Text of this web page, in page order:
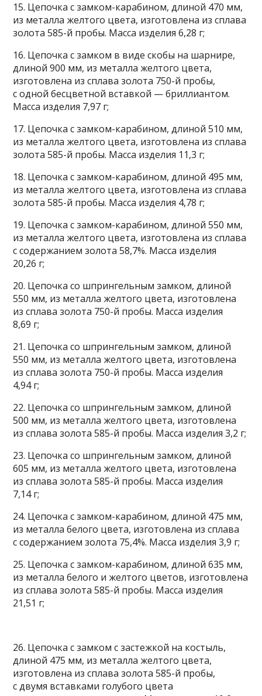
15. Цепочка с замком-карабином, длиной 470 мм,
из металла желтого цвета, изготовлена из сплава
золота 585-й пробы. Масса изделия 6,28 г;
16. Цепочка с замком в виде скобы на шарнире,
длиной 900 мм, из металла желтого цвета,
изготовлена из сплава золота 750-й пробы,
с одной бесцветной вставкой — бриллиантом.
Масса изделия 7,97 г;
17. Цепочка с замком-карабином, длиной 510 мм,
из металла желтого цвета, изготовлена из сплава
золота 585-й пробы. Масса изделия 11,3 г;
18. Цепочка с замком-карабином, длиной 495 мм,
из металла желтого цвета, изготовлена из сплава
золота 585-й пробы. Масса изделия 4,78 г;
19. Цепочка с замком-карабином, длиной 550 мм,
из металла желтого цвета, изготовлена из сплава
с содержанием золота 58,7%. Масса изделия
20,26 г;
20. Цепочка со шпрингельным замком, длиной
550 мм, из металла желтого цвета, изготовлена
из сплава золота 750-й пробы. Масса изделия
8,69 г;
21. Цепочка со шпрингельным замком, длиной
550 мм, из металла желтого цвета, изготовлена
из сплава золота 750-й пробы. Масса изделия
4,94 г;
22. Цепочка со шпрингельным замком, длиной
500 мм, из металла желтого цвета, изготовлена
из сплава золота 585-й пробы. Масса изделия 3,2 г;
23. Цепочка со шпрингельным замком, длиной
605 мм, из металла желтого цвета, изготовлена
из сплава золота 585-й пробы. Масса изделия
7,14 г;
24. Цепочка с замком-карабином, длиной 475 мм,
из металла белого цвета, изготовлена из сплава
с содержанием золота 75,4%. Масса изделия 3,9 г;
25. Цепочка с замком-карабином, длиной 635 мм,
из металла белого и желтого цветов, изготовлена
из сплава золота 585-й пробы. Масса изделия
21,51 г;
26. Цепочка с замком с застежкой на костыль,
длиной 475 мм, из металла желтого цвета,
изготовлена из сплава золота 585-й пробы,
с двумя вставками голубого цвета